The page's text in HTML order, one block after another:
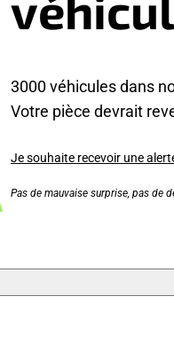
3000 véhicules dans
Votre pièce devrait
Je souhaite recevoir une
Pas de mauvaise surprise, pas de